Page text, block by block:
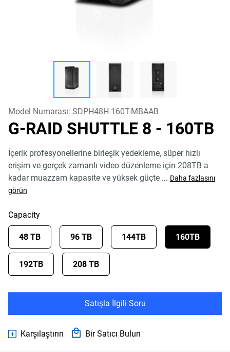
Model Numarası: SDPH48H-160T-MBAAB
G-RAID SHUTTLE 8 - 160TB
İçerik profesyonellerine birleşik yedekleme, süper hızlı
erişim ve gerçek zamanlı video düzenleme için 208TB a
kadar muazzam kapasite ve yüksek güçte ... Daha fazlasını
görün
Capacity
48 TB 96 TB 144TB 160TB
192TB 208 TB
Satışla İlgili Soru
Karşılaştırın Bir Satıcı Bulun